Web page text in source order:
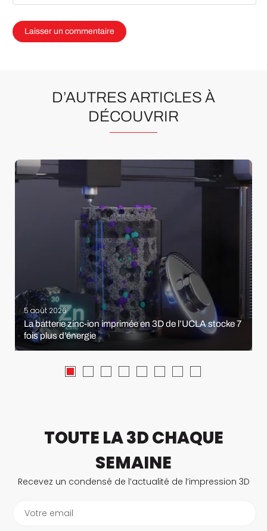
D’AUTRES ARTICLES À
DÉCOUVRIR
5 août 2026
La batterie zinc-ion imprimée en 3D de l’UCLA stocke 7
fois plus d’énergie
TOUTE LA 3D CHAQUE
SEMAINE
Recevez un condensé de l’actualité de l’impression 3D
Votre email